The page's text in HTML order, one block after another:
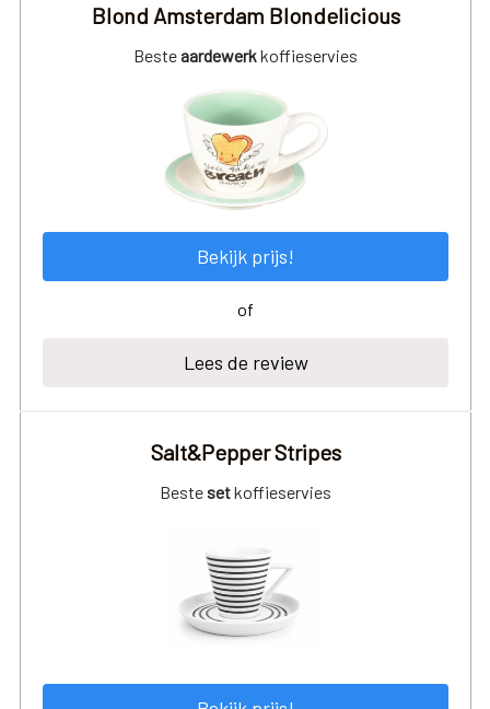
Blond Amsterdam Blondelicious
Beste aardewerkkoffieservies
Bekijk prijs!
of
Lees de review
Salt&Pepper Stripes
Beste ​setkoffieservies